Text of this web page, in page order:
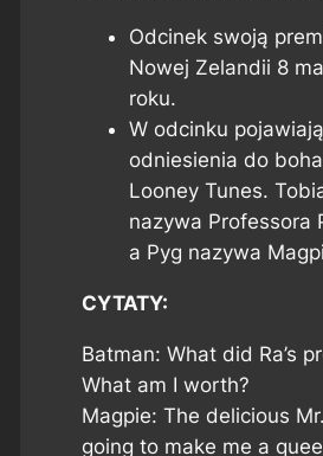
Odcinek swoją
Nowej Zelandii 8
roku.
W odcinku
odniesienia do
Looney Tunes.
nazywa Professora
a Pyg nazywa
CYTATY:
Batman: What did Ra’s
What am I worth?
Magpie: The delicious
going to make me a